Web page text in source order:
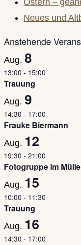
Ostern –
Neues und
Anstehende
Aug. 8
13:00 - 15:00
Trauung
Aug. 9
14:30 - 17:00
Frauke Biermann
Aug. 12
19:30 - 21:00
Fotogruppe im
Aug. 15
10:00 - 11:30
Trauung
Aug. 16
14:30 - 17:00